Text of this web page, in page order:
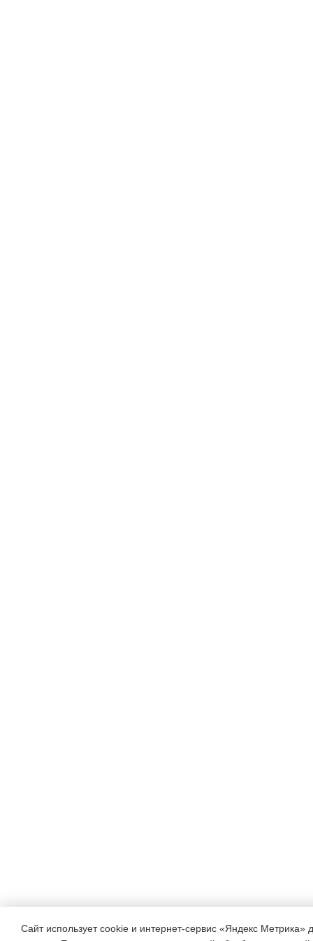
Сайт использует cookie и интернет-сервис «Яндекс Метрика»